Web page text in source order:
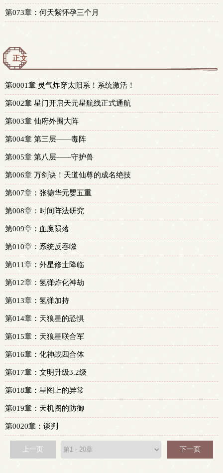
第073章：何天紫怀孕三个月
正文
第0001章 灵气炸穿太阳系！系统激活！
第002章 星门开启天元星航线正式通航
第003章 仙府外围大阵
第004章 第三层——毒阵
第005章 第八层——守护兽
第006章 万剑诀！天道仙尊的成名绝技
第007章：张德华元婴五重
第008章：时间阵法研究
第009章：血魔陨落
第010章：系统反吞噬
第011章：外星修士降临
第012章：氢弹炸化神劫
第013章：氢弹加持
第014章：天狼星的恐惧
第015章：天狼星联合军
第016章：化神战四合体
第017章：文明升级3.2级
第018章：星图上的异常
第019章：天机阁的防御
第0020章：谈判
上一页 下一页